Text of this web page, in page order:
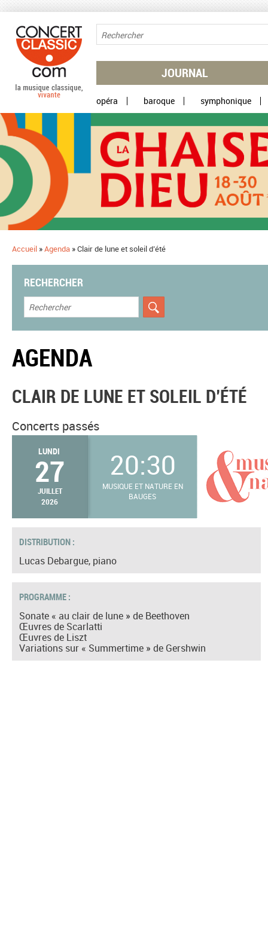
JOURNAL
opéra baroque symphonique
Accueil »Agenda »Clair de lune et soleil d’été
RECHERCHER
AGENDA
CLAIR DE LUNE ET SOLEIL D’ÉTÉ
Concerts passés
LUNDI
27
JUILLET
2026
20:30
MUSIQUE ET NATURE EN
BAUGES
DISTRIBUTION :
Lucas Debargue, piano
PROGRAMME :
Sonate « au clair de lune » de Beethoven
Œuvres de Scarlatti
Œuvres de Liszt
Variations sur « Summertime » de Gershwin